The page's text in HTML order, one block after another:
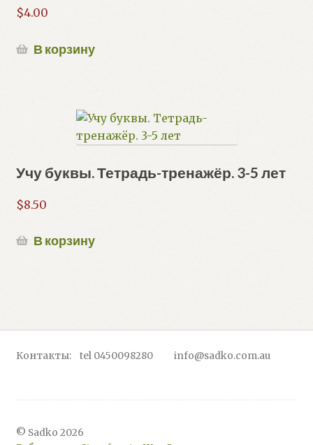
$4.00
В корзину
Учу буквы. Тетрадь-тренажёр. 3-5 лет
$8.50
В корзину
Контакты: tel 0450098280 info@sadko.com.au
© Sadko 2026